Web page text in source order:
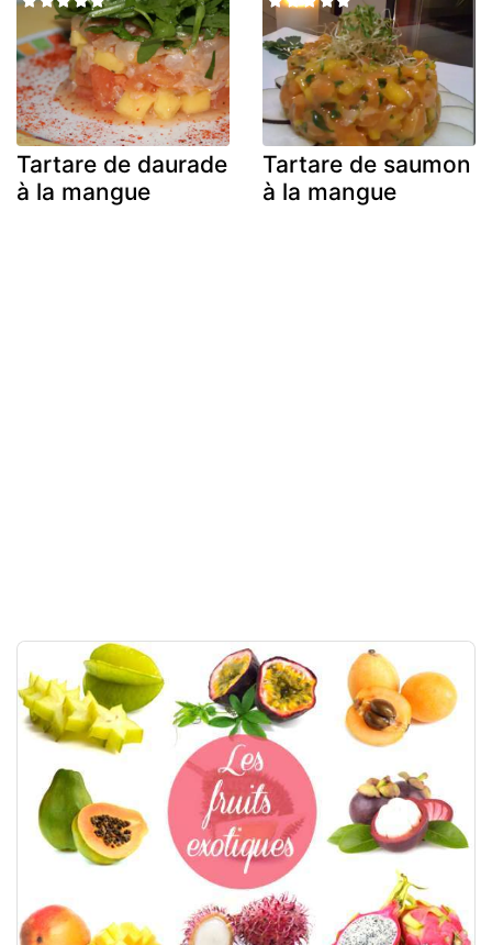
Tartare de daurade
à la mangue
Tartare de saumon
à la mangue